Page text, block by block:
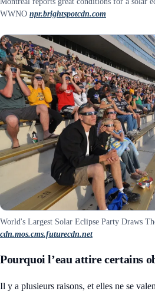
WWNO npr.brightspotcdn.com
World's Largest Solar Eclipse Party Draws
cdn.mos.cms.futurecdn.net
Pourquoi l’eau attire certains
Il y a plusieurs raisons, et elles ne se